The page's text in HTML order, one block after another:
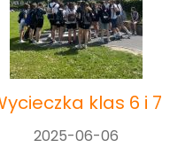
klas 6 i 7
2025-06-06